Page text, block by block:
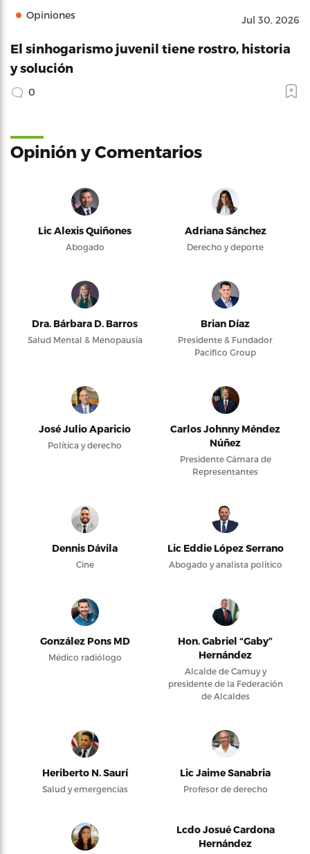
Opiniones Jul 30, 2026
El sinhogarismo juvenil tiene rostro, historia
y solución
0
Opinión y Comentarios
Lic Alexis Quiñones
Abogado
Adriana Sánchez
Derecho y deporte
Dra. Bárbara D. Barros
Salud Mental & Menopausia
Brian Díaz
Presidente & Fundador
Pacifico Group
José Julio Aparicio
Política y derecho
Carlos Johnny Méndez
Núñez
Presidente Cámara de
Representantes
Dennis Dávila
Cine
Lic Eddie López Serrano
Abogado y analista político
González Pons MD
Médico radiólogo
Hon. Gabriel “Gaby”
Hernández
Alcalde de Camuy y
presidente de la Federación
de Alcaldes
Heriberto N. Saurí
Salud y emergencias
Lic Jaime Sanabria
Profesor de derecho
Lcdo Josué Cardona
Hernández